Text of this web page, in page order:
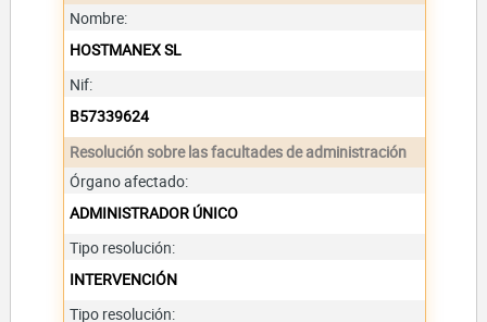
Nombre:
HOSTMANEX SL
Nif:
B57339624
Resolución sobre las facultades de administración
Órgano afectado:
ADMINISTRADOR ÚNICO
Tipo resolución:
INTERVENCIÓN
Tipo resolución: